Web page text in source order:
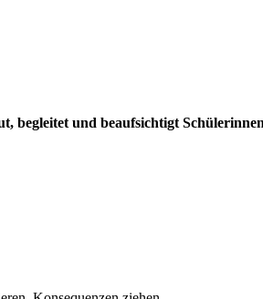
begleitet und beaufsichtigt